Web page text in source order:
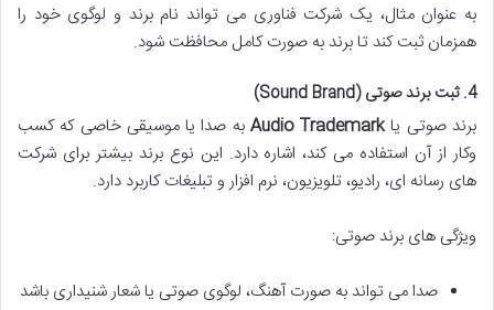
به عنوان مثال، یک شرکت فناوری می تواند نام برند و لوگوی خود را
همزمان ثبت کند تا برند به صورت کامل محافظت شود.
4. ثبت برند صوتی (Sound Brand)
برند صوتی یاAudio Trademark به صدا یا موسیقی خاصی که کسب
وکار از آن استفاده می کند، اشاره دارد. این نوع برند بیشتر برای شرکت
های رسانه ای، رادیو، تلویزیون، نرم افزار و تبلیغات کاربرد دارد.
ویژگی های برند صوتی:
صدا می تواند به صورت آهنگ، لوگوی صوتی یا شعار شنیداری باشد